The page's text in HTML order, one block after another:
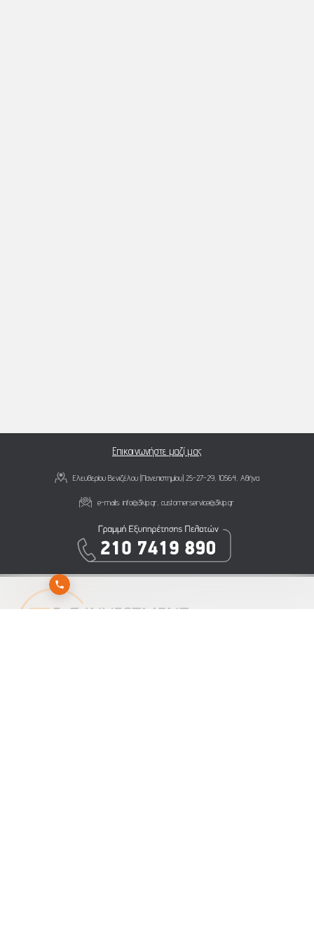
Επικοινωνήστε μαζί μας
Ελευθερίου Βενιζέλου (Πανεπιστημίου) 25-27-29, 10564, Αθήνα
e-mails:info@3kip.gr ,customerservice@3kip.gr